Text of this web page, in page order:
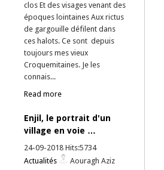
clos Et des visages venant des
époques lointaines Aux rictus
de gargouille défilent dans
ces halots. Ce sont depuis
toujours mes vieux
Croquemitaines. Je les
connais...
Read more
Enjil, le portrait d'un
village en voie …
24-09-2018 Hits:5734
Actualités
Aouragh Aziz